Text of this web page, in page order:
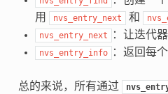
用
nvs_entry_next 和
nvs_entry_next ：让迭代
nvs_entry_info ：返回每
总的来说，所有通过